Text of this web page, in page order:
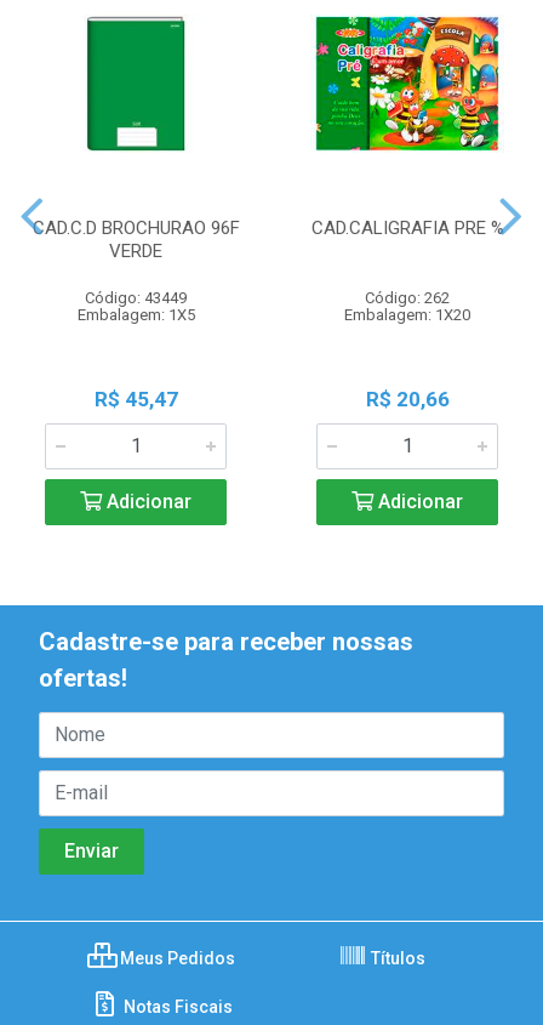
CAD.C.D BROCHURAO 96F
VERDE
Código: 43449
Embalagem: 1X5
R$ 45,47
Adicionar
CAD.CALIGRAFIA PRE %
Código: 262
Embalagem: 1X20
R$ 20,66
Adicionar
Cadastre-se para receber nossas
ofertas!
Meus Pedidos Títulos
Notas Fiscais